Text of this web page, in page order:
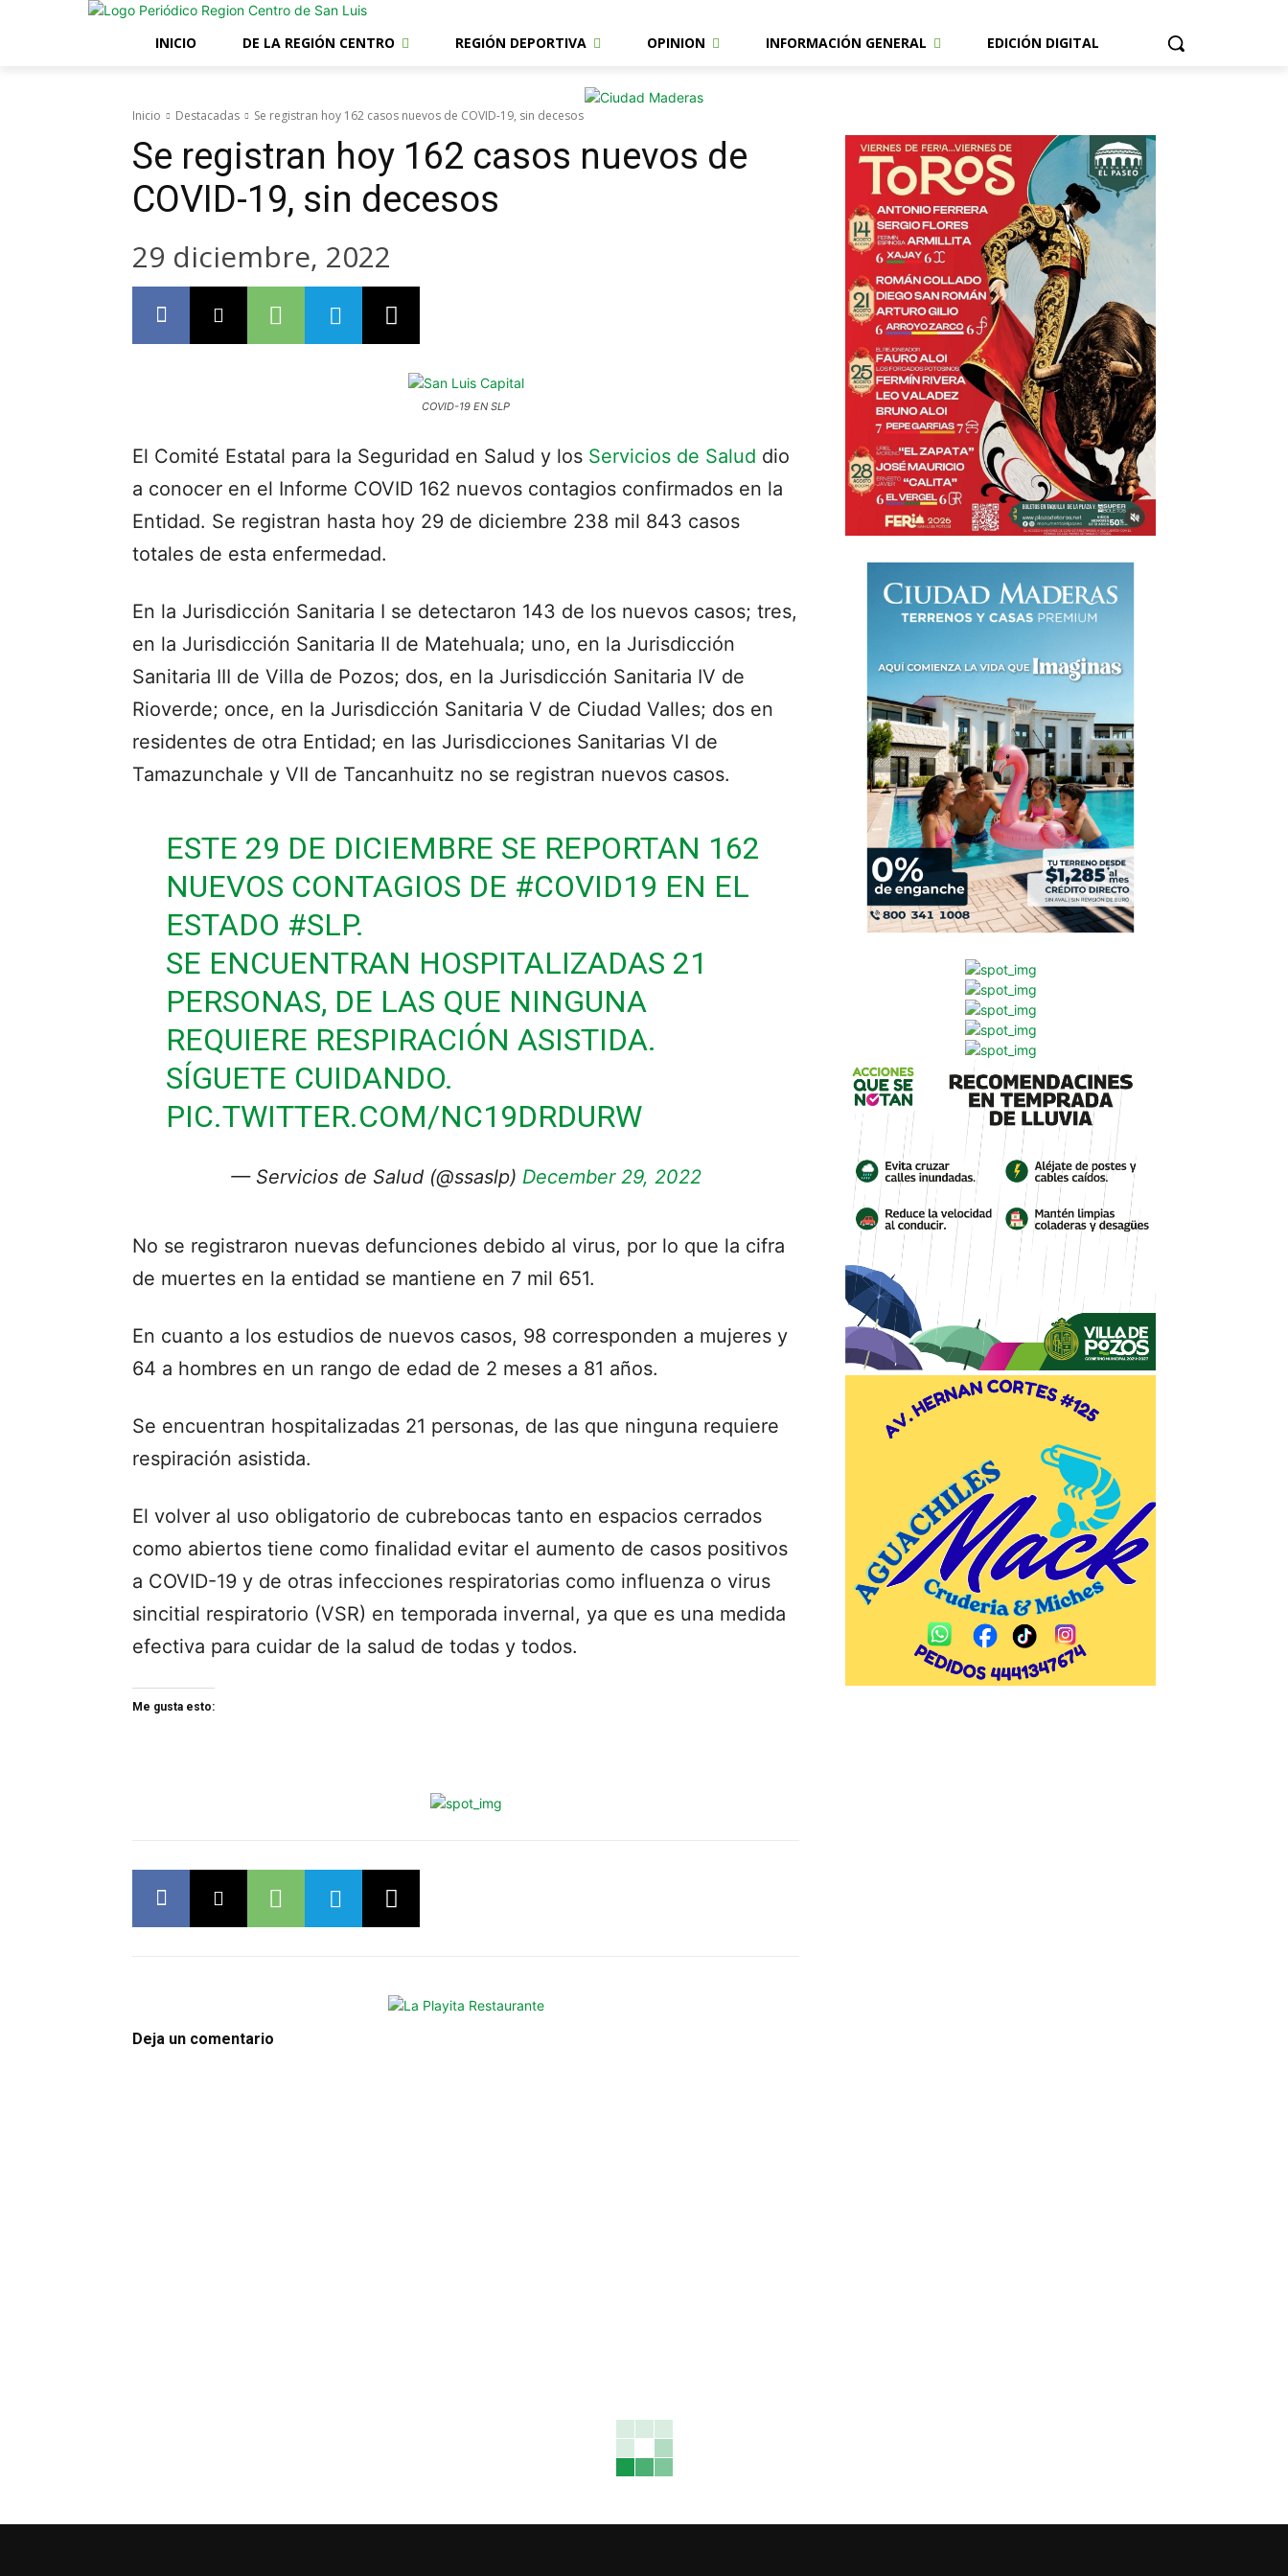
INICIO DE LA REGIÓN CENTRO REGIÓN DEPORTIVA OPINION INFORMACIÓN GENERAL EDICIÓN DIGITAL
Inicio Destacadas Se registran hoy 162 casos nuevos de COVID-19, sin decesos
Se registran hoy 162 casos nuevos de
COVID-19, sin decesos
29 diciembre, 2022
COVID-19 EN SLP
El Comité Estatal para la Seguridad en Salud y los Servicios de Salud dio
a conocer en el Informe COVID 162 nuevos contagios confirmados en la
Entidad. Se registran hasta hoy 29 de diciembre 238 mil 843 casos
totales de esta enfermedad.
En la Jurisdicción Sanitaria I se detectaron 143 de los nuevos casos; tres,
en la Jurisdicción Sanitaria II de Matehuala; uno, en la Jurisdicción
Sanitaria III de Villa de Pozos; dos, en la Jurisdicción Sanitaria IV de
Rioverde; once, en la Jurisdicción Sanitaria V de Ciudad Valles; dos en
residentes de otra Entidad; en las Jurisdicciones Sanitarias VI de
Tamazunchale y VII de Tancanhuitz no se registran nuevos casos.
ESTE 29 DE DICIEMBRE SE REPORTAN 162
NUEVOS CONTAGIOS DE #COVID19 EN EL
ESTADO #SLP.
SE ENCUENTRAN HOSPITALIZADAS 21
PERSONAS, DE LAS QUE NINGUNA
REQUIERE RESPIRACIÓN ASISTIDA.
SÍGUETE CUIDANDO.
PIC.TWITTER.COM/NC19DRDURW
— Servicios de Salud (@ssaslp) December 29, 2022
No se registraron nuevas defunciones debido al virus, por lo que la cifra
de muertes en la entidad se mantiene en 7 mil 651.
En cuanto a los estudios de nuevos casos, 98 corresponden a mujeres y
64 a hombres en un rango de edad de 2 meses a 81 años.
Se encuentran hospitalizadas 21 personas, de las que ninguna requiere
respiración asistida.
El volver al uso obligatorio de cubrebocas tanto en espacios cerrados
como abiertos tiene como finalidad evitar el aumento de casos positivos
a COVID-19 y de otras infecciones respiratorias como influenza o virus
sincitial respiratorio (VSR) en temporada invernal, ya que es una medida
efectiva para cuidar de la salud de todas y todos.
Me gusta esto:
Deja un comentario